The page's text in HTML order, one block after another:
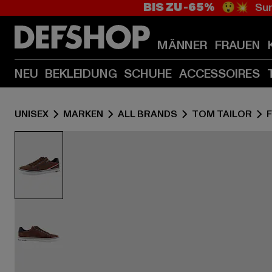
BIS ZU -65% 😲💥
MÄNNER FRAUEN
NEU BEKLEIDUNG SCHUHE ACCESSOIRES
UNISEX MARKEN ALL BRANDS TOM TAILOR